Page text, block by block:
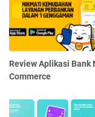
Review Aplikasi Bank
Commerce